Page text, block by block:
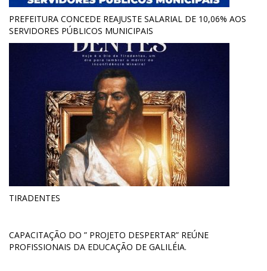
PREFEITURA CONCEDE REAJUSTE SALARIAL DE 10,06% AOS
SERVIDORES PÚBLICOS MUNICIPAIS
TIRADENTES
CAPACITAÇÃO DO ” PROJETO DESPERTAR” REÚNE
PROFISSIONAIS DA EDUCAÇÃO DE GALILÉIA.